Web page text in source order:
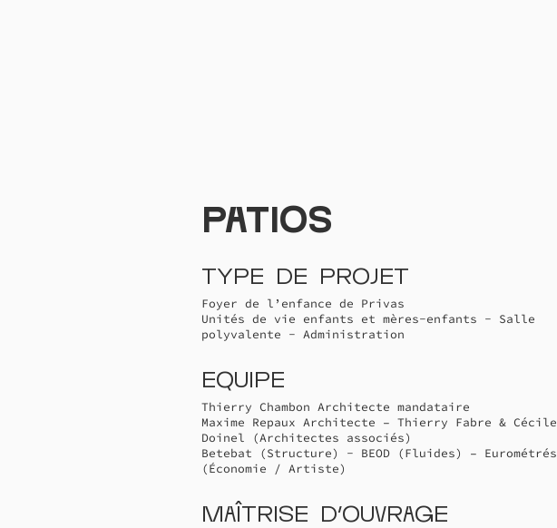
Patios
Type de projet
Foyer de l’enfance de Privas
Unités de vie enfants et mères-enfants - Salle
polyvalente - Administration
Equipe
Thierry Chambon Architecte mandataire
Maxime Repaux Architecte – Thierry Fabre & Cécile
Doinel (Architectes associés)
Betebat (Structure) - BEOD (Fluides) – Eurométrés
(Économie / Artiste)
Maîtrise d'ouvrage